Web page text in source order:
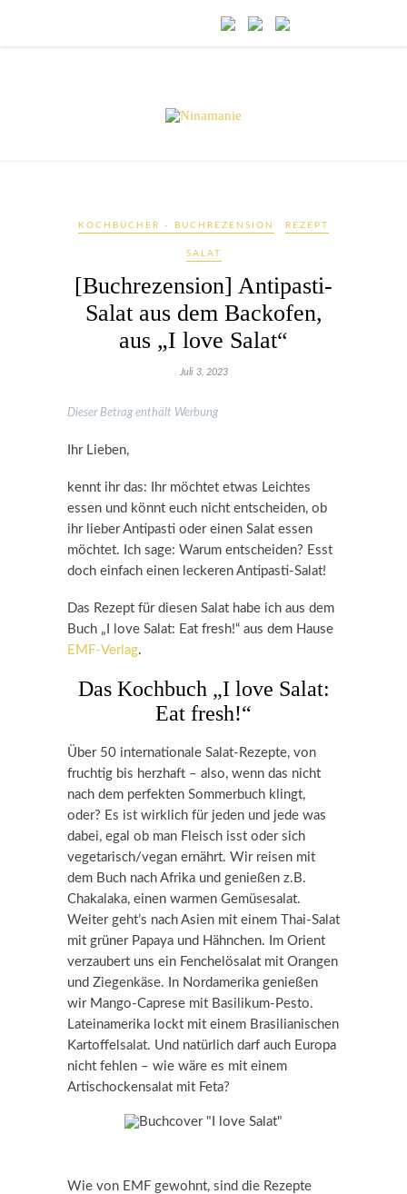
KOCHBÜCHER - BUCHREZENSION REZEPT
SALAT
[Buchrezension] Antipasti-
Salat aus dem Backofen,
aus „I love Salat“
Juli 3, 2023
Dieser Betrag enthält Werbung
Ihr Lieben,
kennt ihr das: Ihr möchtet etwas Leichtes
essen und könnt euch nicht entscheiden, ob
ihr lieber Antipasti oder einen Salat essen
möchtet. Ich sage: Warum entscheiden? Esst
doch einfach einen leckeren Antipasti-Salat!
Das Rezept für diesen Salat habe ich aus dem
Buch „I love Salat: Eat fresh!“ aus dem Hause
EMF-Verlag.
Das Kochbuch „I love Salat:
Eat fresh!“
Über 50 internationale Salat-Rezepte, von
fruchtig bis herzhaft – also, wenn das nicht
nach dem perfekten Sommerbuch klingt,
oder? Es ist wirklich für jeden und jede was
dabei, egal ob man Fleisch isst oder sich
vegetarisch/vegan ernährt. Wir reisen mit
dem Buch nach Afrika und genießen z.B.
Chakalaka, einen warmen Gemüsesalat.
Weiter geht’s nach Asien mit einem Thai-Salat
mit grüner Papaya und Hähnchen. Im Orient
verzaubert uns ein Fenchelösalat mit Orangen
und Ziegenkäse. In Nordamerika genießen
wir Mango-Caprese mit Basilikum-Pesto.
Lateinamerika lockt mit einem Brasilianischen
Kartoffelsalat. Und natürlich darf auch Europa
nicht fehlen – wie wäre es mit einem
Artischockensalat mit Feta?
Wie von EMF gewohnt, sind die Rezepte